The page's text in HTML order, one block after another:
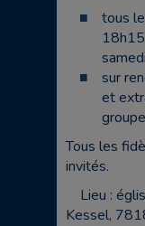
tous
18h15
sur
et
Tous les
invités.
Lieu :
Kessel,